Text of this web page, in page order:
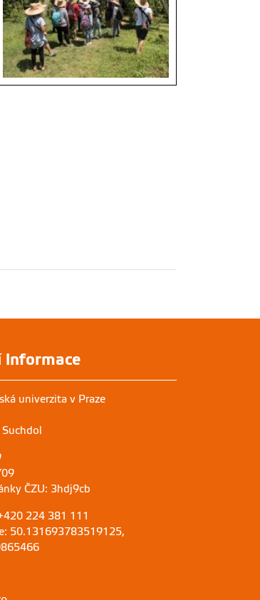
informace
univerzita v Praze
ČZU: 3hdj9cb
224 381 111
50.131693783519125,